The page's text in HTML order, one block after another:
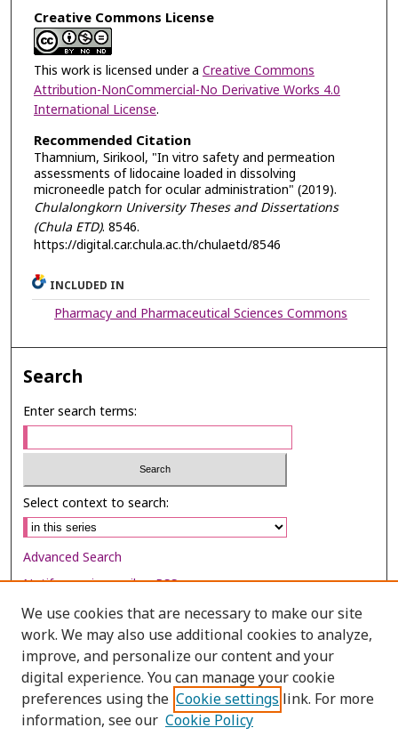
Creative Commons License
This work is licensed under a Creative Commons
Attribution-NonCommercial-No Derivative Works 4.0
International License.
Recommended Citation
Thamnium, Sirikool, "In vitro safety and permeation
assessments of lidocaine loaded in dissolving
microneedle patch for ocular administration" (2019).
Chulalongkorn University Theses and Dissertations
(Chula ETD). 8546.
https://digital.car.chula.ac.th/chulaetd/8546
INCLUDED IN
Pharmacy and Pharmaceutical Sciences Commons
Search
Enter search terms:
Select context to search:
Advanced Search
Notify me via email orRSS
Browse
Collections
Disciplines
Authors
We use cookies that are necessary to make our site
work. We may also use additional cookies to analyze,
improve, and personalize our content and your
digital experience. You can manage your cookie
preferences using the Cookie settings link. For more
information, see our Cookie Policy